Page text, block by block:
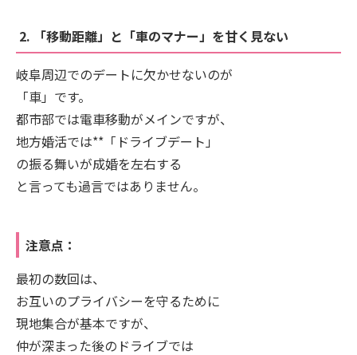
2. 「移動距離」と「車のマナー」を甘く見ない
岐阜周辺でのデートに欠かせないのが
「車」です。
都市部では電車移動がメインですが、
地方婚活では**「ドライブデート」
の振る舞いが成婚を左右する
と言っても過言ではありません。
注意点：
最初の数回は、
お互いのプライバシーを守るために
現地集合が基本ですが、
仲が深まった後のドライブでは